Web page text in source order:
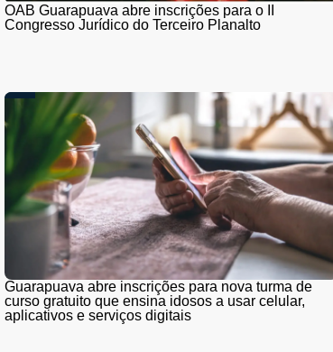
OAB Guarapuava abre inscrições para o II
Congresso Jurídico do Terceiro Planalto
Guarapuava abre inscrições para nova turma de
curso gratuito que ensina idosos a usar celular,
aplicativos e serviços digitais